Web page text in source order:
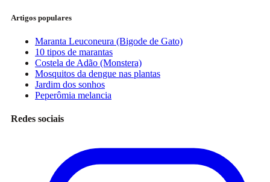
Artigos populares
Maranta Leuconeura (Bigode de Gato)
10 tipos de marantas
Costela de Adão (Monstera)
Mosquitos da dengue nas plantas
Jardim dos sonhos
Peperômia melancia
Redes sociais